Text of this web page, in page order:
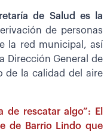
de Salud es la
de personas
la red municipal, así
Dirección General de
de la calidad del aire
de rescatar algo”: El
de Barrio Lindo que